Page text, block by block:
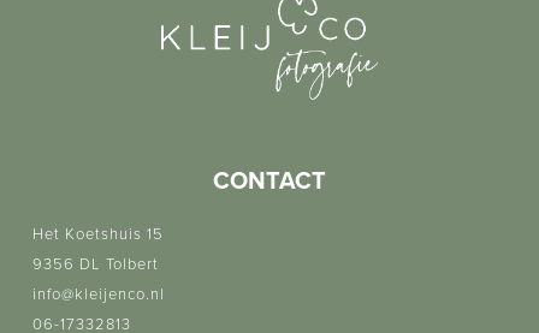
CONTACT
Het Koetshuis 15
9356 DL Tolbert
info@kleijenco.nl
06-17332813